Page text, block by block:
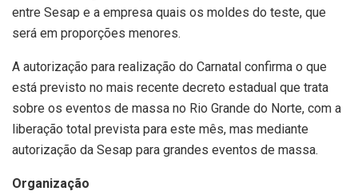
entre Sesap e a empresa quais os moldes do teste, que
será em proporções menores.
A autorização para realização do Carnatal confirma o que
está previsto no mais recente decreto estadual que trata
sobre os eventos de massa no Rio Grande do Norte, com a
liberação total prevista para este mês, mas mediante
autorização da Sesap para grandes eventos de massa.
Organização